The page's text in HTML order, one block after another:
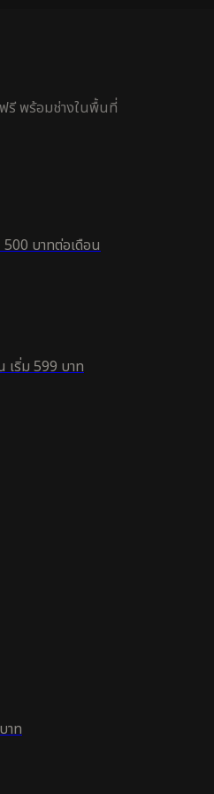
รี พร้อมช่างในพื้นที่
บาทต่อเดือน
ริ่ม 599 บาท
าท